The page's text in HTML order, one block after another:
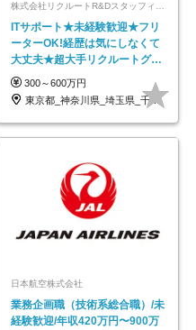
ITサポート★未経験歓迎★フリ
ーターOK!経歴は気にしなくて
大丈夫★超大手リクルートグル
ープの正社員/sg
300～600万円
東京都_神奈川県_埼玉県_千葉県_大阪府…
日本航空株式会社
業務企画職（技術系総合職）/未
経験歓迎/年収420万円〜900万